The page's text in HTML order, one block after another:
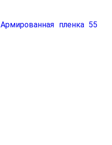
Армированная пленка 55